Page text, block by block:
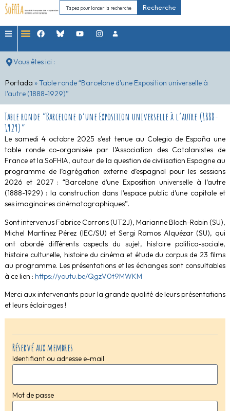
Recherche
Vous êtes ici :
Portada »Table ronde “Barcelone d’une Exposition universelle à
l’autre (1888-1929)”
Réservé aux membres
Identifiant ou adresse e-mail
Mot de passe
Table ronde “Barcelone d’une Exposition universelle à l’autre (1888-
1929)”
Le samedi 4 octobre 2025 s’est tenue au Colegio de España une
table ronde co-organisée par l’Association des Catalanistes de
France et la SoFHIA, autour de la question de civilisation Espagne au
programme de l’agrégation externe d’espagnol pour les sessions
2026 et 2027 : “Barcelone d’une Exposition universelle à l’autre
(1888-1929) : la construction dans l’espace public d’une capitale et
ses imaginaires cinématographiques”.
Sont intervenus Fabrice Corrons (UT2J), Marianne Bloch-Robin (SU),
Michel Martínez Pérez (IEC/SU) et Sergi Ramos Alquézar (SU), qui
ont abordé différents aspects du sujet, histoire politico-sociale,
histoire culturelle, histoire du cinéma et étude du corpus de 23 films
au programme. Les présentations et les échanges sont consultables
à ce lien : https://youtu.be/QgzV0t9MWKM
Merci aux intervenants pour la grande qualité de leurs présentations
et leurs éclairages !